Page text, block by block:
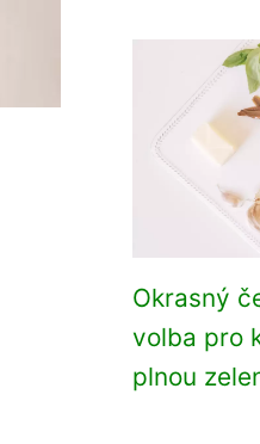
Okrasný
volba pro
plnou